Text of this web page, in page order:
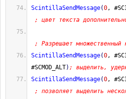
ScintillaSendMessage(0,
; цвет текста
; Разрешает множественный
ScintillaSendMessage(0,
#SCMOD_ALT) ; выделить,
ScintillaSendMessage(0,
; позволяет выделить